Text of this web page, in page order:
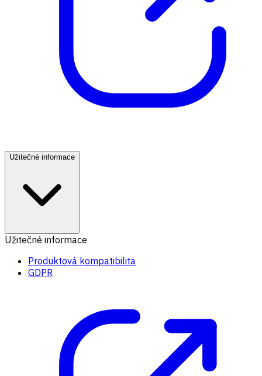
Užitečné informace
Užitečné informace
Produktová kompatibilita
GDPR